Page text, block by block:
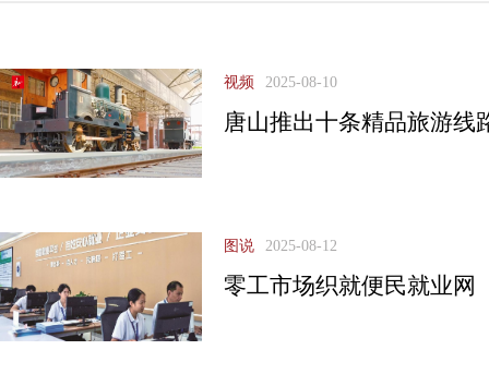
视频 2025-08-10
唐山推出十条精品旅游线
图说 2025-08-12
零工市场织就便民就业网